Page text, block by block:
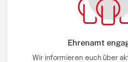
Ehrenamt
Wir informieren euch über